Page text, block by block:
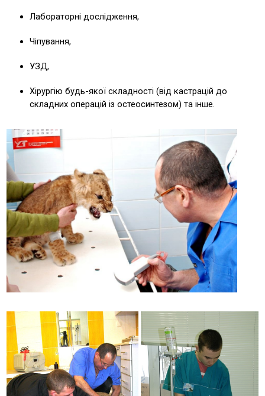
Лабораторні дослідження,
Чіпування,
УЗД,
Хірургію будь-якої складності (від кастрацій до
складних операцій із остеосинтезом) та інше.